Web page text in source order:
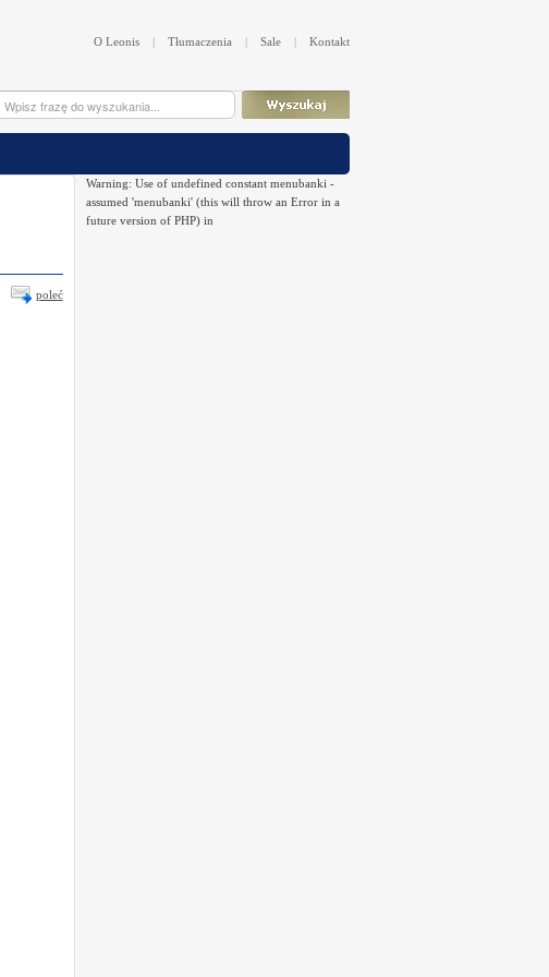
O Leonis | Tłumaczenia | Sale | Kontakt
poleć
Warning: Use of undefined constant menubanki -
assumed 'menubanki' (this will throw an Error in a
future version of PHP) in